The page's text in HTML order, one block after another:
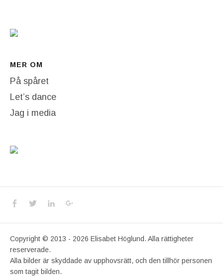
MER OM
På spåret
Let’s dance
Jag i media
Social Media Profiles
Facebook
TwitterLinkedIn
Copyright © 2013 - 2026 Elisabet Höglund. Alla rättigheter
reserverade.
Alla bilder är skyddade av upphovsrätt, och den tillhör personen
som tagit bilden.